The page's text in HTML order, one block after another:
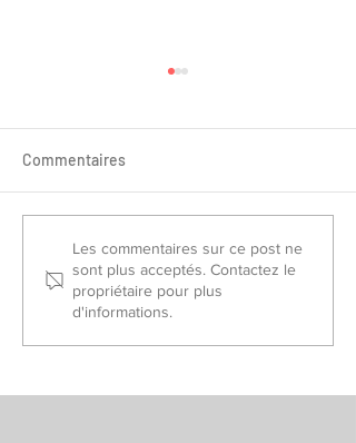
Sélectionnés France Piste
2026
Commentaires
Les commentaires sur ce post ne
sont plus acceptés. Contactez le
propriétaire pour plus
d'informations.